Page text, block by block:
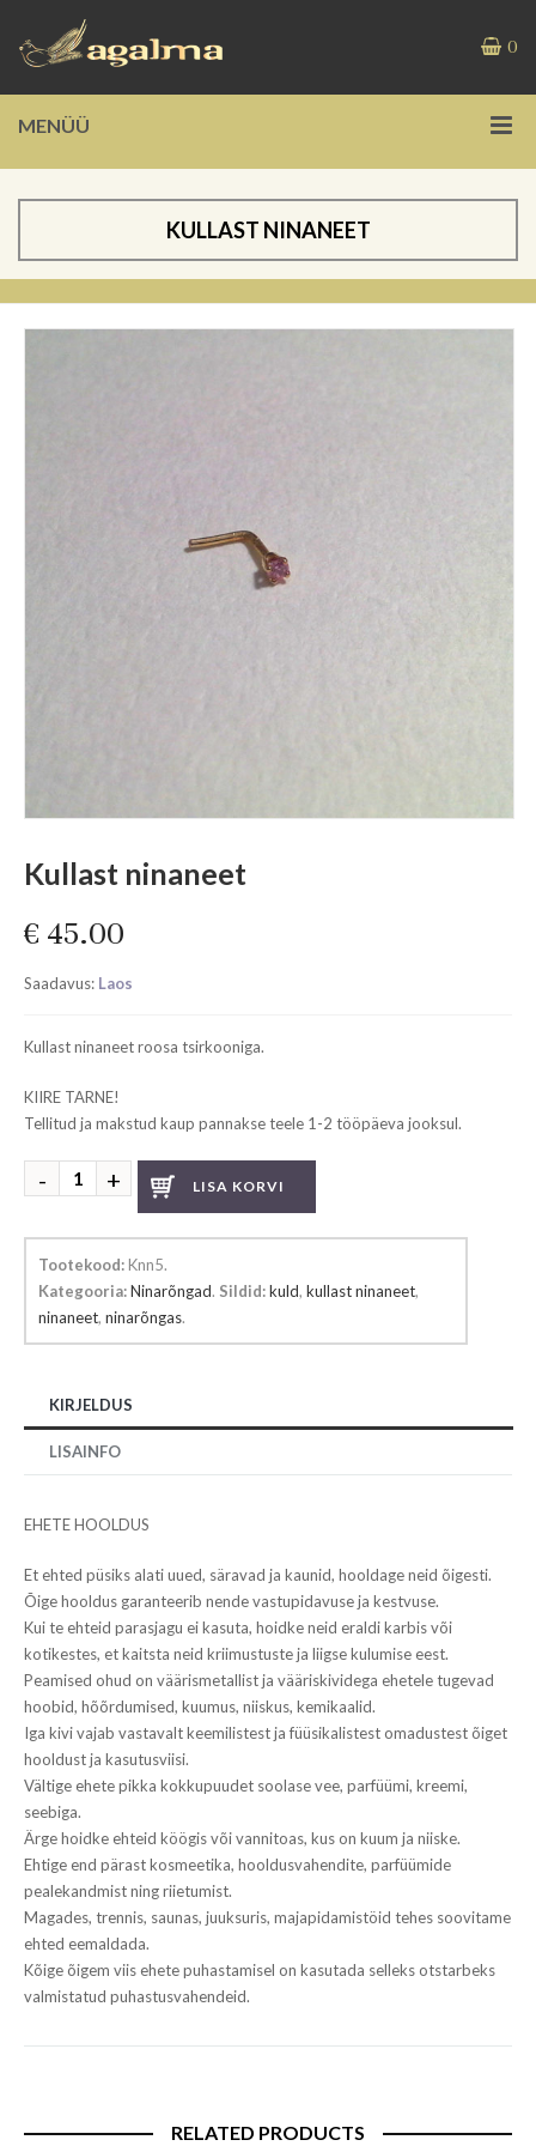
0
MENÜÜ
KULLAST NINANEET
Kullast ninaneet
€ 45.00
Saadavus: Laos
Kullast ninaneet roosa tsirkooniga.
KIIRE TARNE!
Tellitud ja makstud kaup pannakse teele 1-2 tööpäeva jooksul.
Kullast
ninaneet
LISA KORVI
Tootekood: Knn5.
Kategooria:Ninarõngad. Sildid:kuld, kullast ninaneet,
ninaneet, ninarõngas.
KIRJELDUS
LISAINFO
EHETE HOOLDUS
Et ehted püsiks alati uued, säravad ja kaunid, hooldage neid õigesti.
Õige hooldus garanteerib nende vastupidavuse ja kestvuse.
Kui te ehteid parasjagu ei kasuta, hoidke neid eraldi karbis või
kotikestes, et kaitsta neid kriimustuste ja liigse kulumise eest.
Peamised ohud on väärismetallist ja vääriskividega ehetele tugevad
hoobid, hõõrdumised, kuumus, niiskus, kemikaalid.
Iga kivi vajab vastavalt keemilistest ja füüsikalistest omadustest õiget
hooldust ja kasutusviisi.
Vältige ehete pikka kokkupuudet soolase vee, parfüümi, kreemi,
seebiga.
Ärge hoidke ehteid köögis või vannitoas, kus on kuum ja niiske.
Ehtige end pärast kosmeetika, hooldusvahendite, parfüümide
pealekandmist ning riietumist.
Magades, trennis, saunas, juuksuris, majapidamistöid tehes soovitame
ehted eemaldada.
Kõige õigem viis ehete puhastamisel on kasutada selleks otstarbeks
valmistatud puhastusvahendeid.
RELATED PRODUCTS